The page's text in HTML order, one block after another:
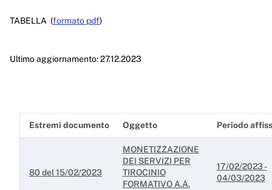
Attività e procedimenti
Provvedimenti dirigenti amministrativi
Controlli sulle imprese
Bandi di gara e contratti
TABELLA (formato pdf)
Ultimo aggiornamento: 27.12.2023
Estremi documento Oggetto Periodo
80 del 15/02/2023
MONETIZZAZIONE
DEI SERVIZI PER
TIROCINIO
FORMATIVO A.A.
17/02/2023 -
04/03/2023